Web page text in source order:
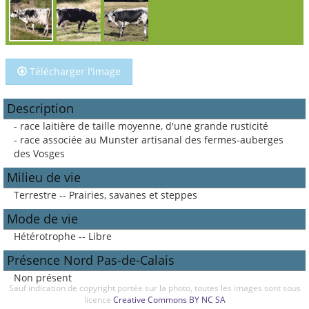
Télécharger l'image
Description
- race laitière de taille moyenne, d'une grande rusticité
- race associée au Munster artisanal des fermes-auberges
des Vosges
Milieu de vie
Terrestre -- Prairies, savanes et steppes
Mode de vie
Hétérotrophe -- Libre
Présence Nord Pas-de-Calais
Non présent
Sauf indication de copyright portée sur la photo, toutes les images sont sous
licence Creative Commons BY NC SA